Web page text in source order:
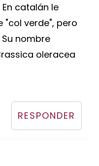
catalán le
"col verde", pero
nombre
oleracea
RESPONDER